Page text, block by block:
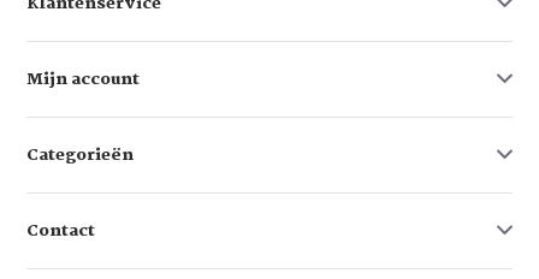
Mijn account
Categorieën
Contact